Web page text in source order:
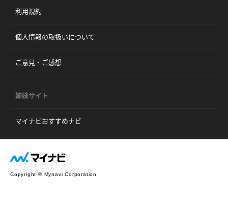
利用規約
個人情報の取扱いについて
ご意見・ご感想
姉妹サイト
マイナビおすすめナビ
Copyright © Mynavi Corporation